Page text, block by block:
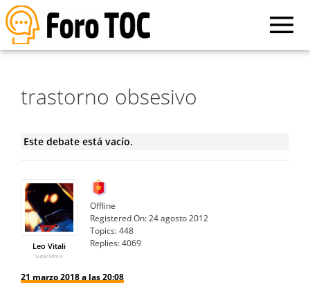
trastorno obsesivo
Este debate está vacío.
Leo Vitali
SuperAdmin
Offline
Registered On:24 agosto 2012
Topics:448
Replies:4069
21 marzo 2018 a las 20:08